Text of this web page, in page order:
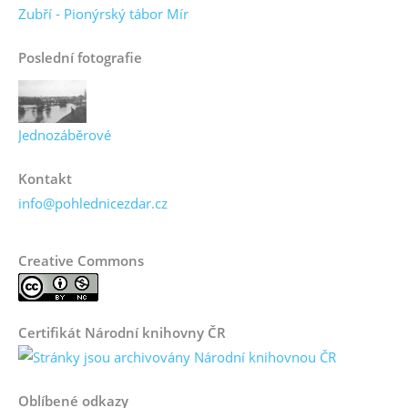
Zubří - Pionýrský tábor Mír
Poslední fotografie
Jednozáběrové
Kontakt
info@pohlednicezdar.cz
Creative Commons
Certifikát Národní knihovny ČR
Oblíbené odkazy